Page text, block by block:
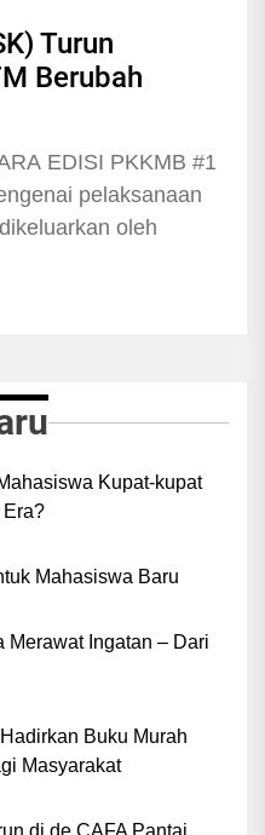
Turun
Berubah
EDISI PKKMB #1
pelaksanaan
oleh
Kupat-kupat
Era?
Mahasiswa Baru
Merawat Ingatan – Dari
Buku Murah
Masyarakat
di de.CAFA Pantai